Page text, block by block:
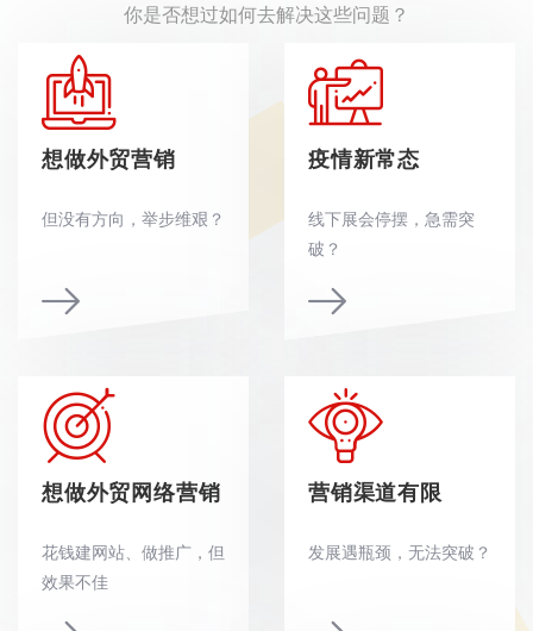
你是否想过如何去解决这些问题？
想做外贸营销
但没有方向，举步维艰？
疫情新常态
线下展会停摆，急需突
破？
想做外贸网络营销
花钱建网站、做推广，但
效果不佳
营销渠道有限
发展遇瓶颈，无法突破？